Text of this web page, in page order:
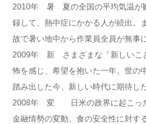
2010年 暑 夏の全国の平均気温が
録して、熱中症にかかる人が続出。
故で暑い地中から作業員全員が無事
2009年 新 さまざまな「新しいこ
怖を感じ、希望を抱いた一年。世の
踏み出した今、新しい時代に期待し
2008年 変 日米の政界に起こっ
金融情勢の変動、食の安全性に対す